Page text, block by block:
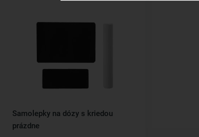
Samolepky na dózy s kriedou
prázdne